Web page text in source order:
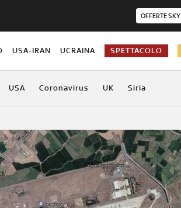
OFFERTE SKY
USA-IRAN UCRAINA SPETTACOLO
USA Coronavirus UK Siria